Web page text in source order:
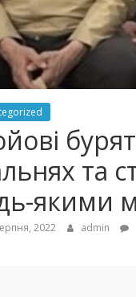
та
якими
2022 admin